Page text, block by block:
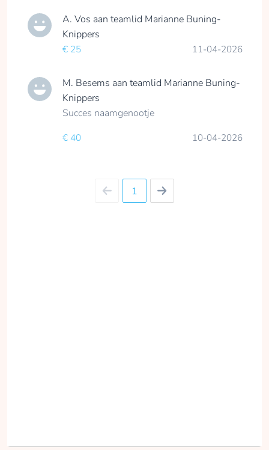
A. Vos aan teamlid Marianne Buning-
Knippers
€ 25 11-04-2026
M. Besems aan teamlid Marianne Buning-
Knippers
Succes naamgenootje
€ 40 10-04-2026
1